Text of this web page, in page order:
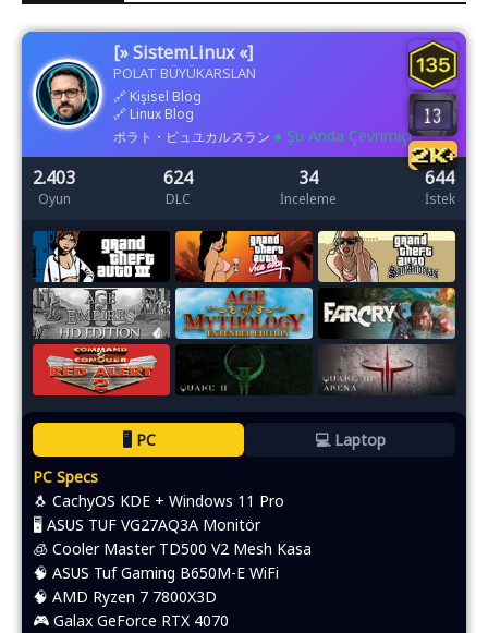
[» SistemLinux «]
POLAT BÜYÜKARSLAN
🔗 Kişisel Blog
🔗 Linux Blog
ポラト・ビュユカルスラン ● Şu Anda Çevrimiçi
2.403
Oyun
624
DLC
34
İnceleme
644
İstek
🖥️ PC
💻 Laptop
PC Specs
🐧 CachyOS KDE + Windows 11 Pro
🖥️ ASUS TUF VG27AQ3A Monitör
🧊 Cooler Master TD500 V2 Mesh Kasa
🧠 ASUS Tuf Gaming B650M-E WiFi
🧠 AMD Ryzen 7 7800X3D
🎮 Galax GeForce RTX 4070